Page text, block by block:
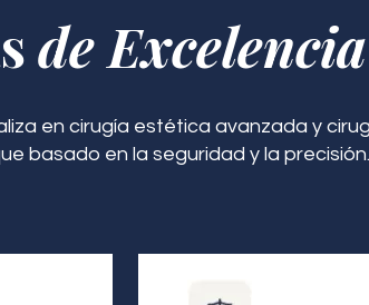
de Excelencia
en cirugía estética avanzada y
basado en la seguridad y la precisión.